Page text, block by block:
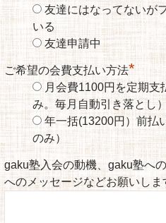
友達にはなってないが
いる
友達申請中
ご希望の会費支払い方法*
月会費1100円を定期支
み。毎月自動引き落とし）
年一括(13200円）前払
のみ）
gaku塾入会の動機、gaku塾へ
へのメッセージなどお願いしま